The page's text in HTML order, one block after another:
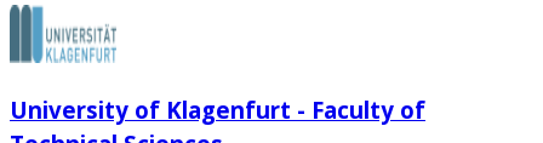
University of Klagenfurt - Faculty of